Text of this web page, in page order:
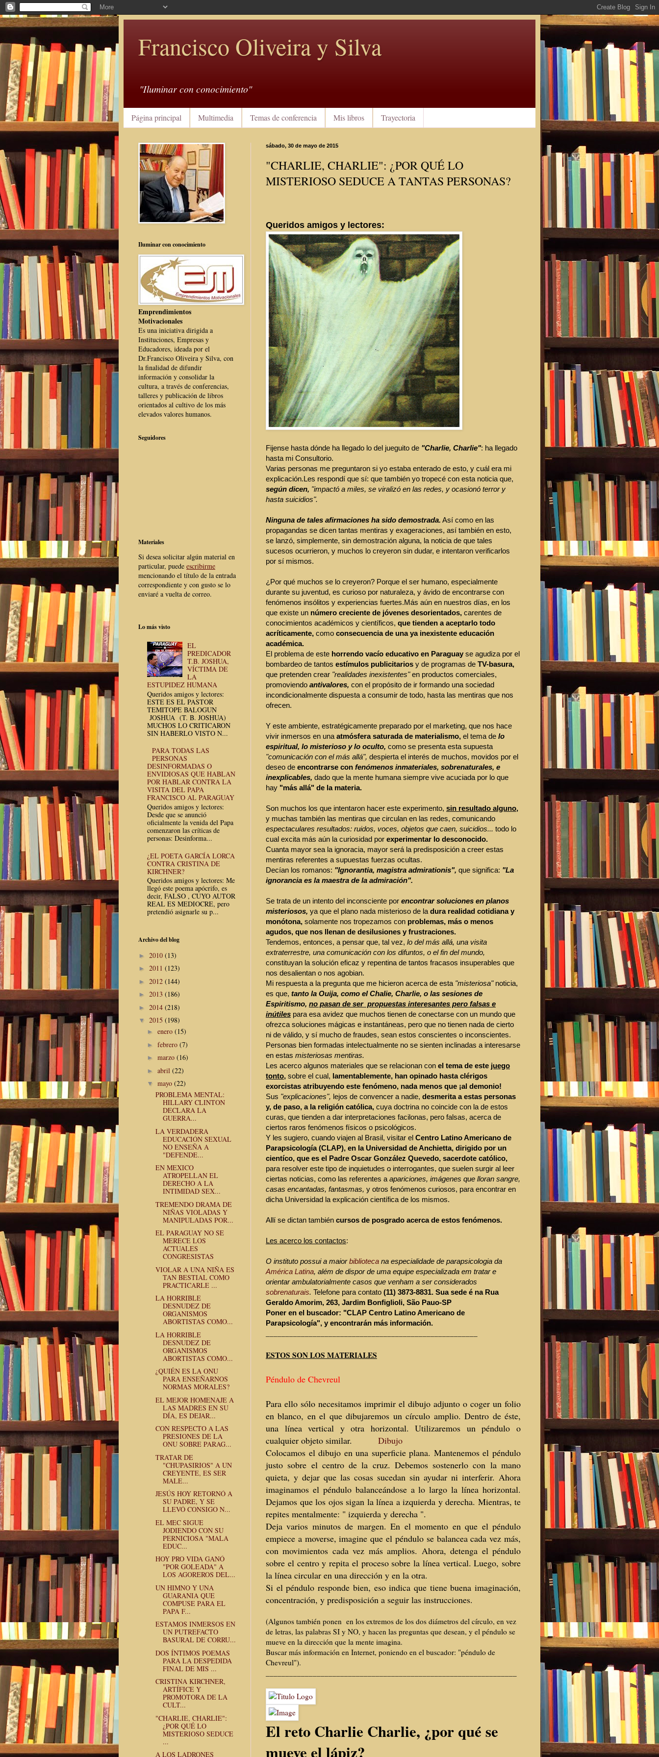
Francisco Oliveira y Silva
"Iluminar con conocimiento"
Página principal Multimedia Temas de conferencia Mis libros Trayectoria
sábado, 30 de mayo de 2015
"CHARLIE, CHARLIE": ¿POR QUÉ LO
MISTERIOSO SEDUCE A TANTAS PERSONAS?
Queridos amigos y lectores:
Fijense hasta dónde ha llegado lo del jueguito de "Charlie, Charlie": ha llegado
hasta mi Consultorio.
Varias personas me preguntaron si yo estaba enterado de esto, y cuál era mi
explicación.Les respondí que sí: que también yo tropecé con esta noticia que,
según dicen, "impactó a miles, se viralizó en las redes, y ocasionó terror y
hasta suicidios".
Ninguna de tales afirmaciones ha sido demostrada. Así como en las
propagandas se dicen tantas mentiras y exageraciones, así también en esto,
se lanzó, simplemente, sin demostración alguna, la noticia de que tales
sucesos ocurrieron, y muchos lo creyeron sin dudar, e intentaron verificarlos
por sí mismos.
¿Por qué muchos se lo creyeron? Porque el ser humano, especialmente
durante su juventud, es curioso por naturaleza, y ávido de encontrarse con
fenómenos insólitos y experiencias fuertes.Más aún en nuestros días, en los
que existe un número creciente de jóvenes desorientados, carentes de
conocimientos académicos y científicos, que tienden a aceptarlo todo
acríticamente, como consecuencia de una ya inexistente educación
académica.
El problema de este horrendo vacío educativo en Paraguay se agudiza por el
bombardeo de tantos estímulos publicitarios y de programas de TV-basura,
que pretenden crear "realidades inexistentes"en productos comerciales,
promoviendo antivalores, con el propósito de ir formando una sociedad
incondicionalmente dispuesta a consumir de todo, hasta las mentiras que nos
ofrecen.
Y este ambiente, estratégicamente preparado por el marketing, que nos hace
vivir inmersos en una atmósfera saturada de materialismo, el tema de lo
espiritual, lo misterioso y lo oculto, como se presenta esta supuesta
"comunicación con el más allá", despierta el interés de muchos, movidos por el
deseo de encontrarse con fenómenos inmateriales, sobrenaturales, e
inexplicables, dado que la mente humana siempre vive acuciada por lo que
hay "más allá" de la materia.
Son muchos los que intentaron hacer este experimento, sin resultado alguno,
y muchas también las mentiras que circulan en las redes, comunicando
espectaculares resultados: ruidos, voces, objetos que caen, suicidios... todo lo
cual excita más aún la curiosidad por experimentar lo desconocido.
Cuanta mayor sea la ignoracia, mayor será la predisposición a creer estas
mentiras referentes a supuestas fuerzas ocultas.
Decían los romanos: "Ignorantia, magistra admirationis", que significa: "La
ignorancia es la maestra de la admiración".
Se trata de un intento del inconsciente por encontrar soluciones en planos
misteriosos, ya que el plano nada misterioso de la dura realidad cotidiana y
monótona, solamente nos tropezamos con problemas, más o menos
agudos, que nos llenan de desilusiones y frustraciones.
Tendemos, entonces, a pensar que, tal vez, lo del más allá, una visita
extraterrestre, una comunicación con los difuntos, o el fin del mundo,
constituyan la solución eficaz y repentina de tantos fracasos insuperables que
nos desalientan o nos agobian.
Mi respuesta a la pregunta que me hicieron acerca de esta "misteriosa"noticia,
es que, tanto la Ouija, como el Chalie, Charlie, o las sesiones de
Espiritismo, no pasan de ser propuestas interesantes pero falsas e
inútiles para esa avidez que muchos tienen de conectarse con un mundo que
ofrezca soluciones mágicas e instantáneas, pero que no tienen nada de cierto
ni de válido, y sí mucho de fraudes, sean estos conscientes o inconscientes.
Personas bien formadas intelectualmente no se sienten inclinadas a interesarse
en estas misteriosas mentiras.
Les acerco algunos materiales que se relacionan con el tema de este juego
tonto, sobre el cual, lamentablemente, han opinado hasta clérigos
exorcistas atribuyendo este fenómeno, nada menos que ¡al demonio!
Sus "explicaciones", lejos de convencer a nadie, desmerita a estas personas
y, de paso, a la religión católica, cuya doctrina no coincide con la de estos
curas, que tienden a dar interpretaciones facilonas, pero falsas, acerca de
ciertos raros fenómenos físicos o psicológicos.
Y les sugiero, cuando viajen al Brasil, visitar el Centro Latino Americano de
Parapsicología (CLAP), en la Universidad de Anchietta, dirigido por un
cientíco, que es el Padre Oscar González Quevedo, sacerdote católico,
para resolver este tipo de inquietudes o interrogantes, que suelen surgir al leer
ciertas noticias, como las referentes a apariciones, imágenes que lloran sangre,
casas encantadas, fantasmas, y otros fenómenos curiosos, para encontrar en
dicha Universidad la explicación científica de los mismos.
Allí se dictan también cursos de posgrado acerca de estos fenómenos.
Les acerco los contactos:
O instituto possui a maiorbiblioteca na especialidade de parapsicologia da
América Latina, além de dispor de uma equipe especializada em tratar e
orientar ambulatorialmente casos que venham a ser considerados
sobrenaturais. Telefone para contato (11) 3873-8831. Sua sede é na Rua
Geraldo Amorim, 263, Jardim Bonfiglioli, São Pauo-SP
Poner en el buscador: "CLAP Centro Latino Americano de
Parapsicología", y encontrarán más información.
ESTOS SON LOS MATERIALES
Péndulo de Chevreul
Para ello sólo necesitamos imprimir el dibujo adjunto o coger un folio
en blanco, en el que dibujaremos un círculo amplio. Dentro de éste,
una línea vertical y otra horizontal. Utilizaremos un péndulo o
cualquier objeto similar. Dibujo
Colocamos el dibujo en una superficie plana. Mantenemos el péndulo
justo sobre el centro de la cruz. Debemos sostenerlo con la mano
quieta, y dejar que las cosas sucedan sin ayudar ni interferir. Ahora
imaginamos el péndulo balanceándose a lo largo la línea horizontal.
Dejamos que los ojos sigan la línea a izquierda y derecha. Mientras, te
repites mentalmente: " izquierda y derecha ".
Deja varios minutos de margen. En el momento en que el péndulo
empiece a moverse, imagine que el péndulo se balancea cada vez más,
con movimientos cada vez más amplios. Ahora, detenga el péndulo
sobre el centro y repita el proceso sobre la línea vertical. Luego, sobre
la línea circular en una dirección y en la otra.
Si el péndulo responde bien, eso indica que tiene buena imaginación,
concentración, y predisposición a seguir las instrucciones.
(Algunos también ponen en los extremos de los dos diámetros del círculo, en vez
de letras, las palabras SI y NO, y hacen las preguntas que desean, y el péndulo se
mueve en la dirección que la mente imagina.
Buscar más información en Internet, poniendo en el buscador: "péndulo de
Chevreul").
El reto Charlie Charlie, ¿por qué se
mueve el lápiz?
Iluminar con conocimiento
Emprendimientos
Motivacionales
Es una iniciativa dirigida a
Instituciones, Empresas y
Educadores, ideada por el
Dr.Francisco Oliveira y Silva, con
la finalidad de difundir
información y consolidar la
cultura, a través de conferencias,
talleres y publicación de libros
orientados al cultivo de los más
elevados valores humanos.
Seguidores
Materiales
Si desea solicitar algún material en
particular, puede escribirme
mencionando el título de la entrada
correspondiente y con gusto se lo
enviaré a vuelta de correo.
Lo más visto
EL
PREDICADOR
T.B. JOSHUA,
VÍCTIMA DE
LA
ESTUPIDEZ HUMANA
Queridos amigos y lectores:
ESTE ES EL PASTOR
TEMITOPE BALOGUN
JOSHUA (T. B. JOSHUA)
MUCHOS LO CRITICARON
SIN HABERLO VISTO N...
PARA TODAS LAS
PERSONAS
DESINFORMADAS O
ENVIDIOSAS QUE HABLAN
POR HABLAR CONTRA LA
VISITA DEL PAPA
FRANCISCO AL PARAGUAY
Queridos amigos y lectores:
Desde que se anunció
oficialmente la venida del Papa
comenzaron las críticas de
personas: Desinforma...
¿EL POETA GARCÍA LORCA
CONTRA CRISTINA DE
KIRCHNER?
Queridos amigos y lectores: Me
llegó este poema apócrifo, es
decir, FALSO , CUYO AUTOR
REAL ES MEDIOCRE, pero
pretendió asignarle su p...
Archivo del blog
► 2010 (13)
► 2011 (123)
► 2012 (144)
► 2013 (186)
► 2014 (218)
▼ 2015 (198)
► enero (15)
► febrero (7)
► marzo (16)
► abril (22)
▼ mayo (22)
PROBLEMA MENTAL:
HILLARY CLINTON
DECLARA LA
GUERRA...
LA VERDADERA
EDUCACIÓN SEXUAL
NO ENSEÑA A
"DEFENDE...
EN MEXICO
ATROPELLAN EL
DERECHO A LA
INTIMIDAD SEX...
TREMENDO DRAMA DE
NIÑAS VIOLADAS Y
MANIPULADAS POR...
EL PARAGUAY NO SE
MERECE LOS
ACTUALES
CONGRESISTAS
VIOLAR A UNA NIÑA ES
TAN BESTIAL COMO
PRACTICARLE ...
LA HORRIBLE
DESNUDEZ DE
ORGANISMOS
ABORTISTAS COMO...
LA HORRIBLE
DESNUDEZ DE
ORGANISMOS
ABORTISTAS COMO...
¿QUIÉN ES LA ONU
PARA ENSEÑARNOS
NORMAS MORALES?
EL MEJOR HOMENAJE A
LAS MADRES EN SU
DÍA, ES DEJAR...
CON RESPECTO A LAS
PRESIONES DE LA
ONU SOBRE PARAG...
TRATAR DE
"CHUPASIRIOS" A UN
CREYENTE, ES SER
MALE...
JESÚS HOY RETORNÓ A
SU PADRE, Y SE
LLEVÓ CONSIGO N...
EL MEC SIGUE
JODIENDO CON SU
PERNICIOSA "MALA
EDUC...
HOY PRO VIDA GANÓ
"POR GOLEADA" A
LOS AGOREROS DEL...
UN HIMNO Y UNA
GUARANIA QUE
COMPUSE PARA EL
PAPA F...
ESTAMOS INMERSOS EN
UN PUTREFACTO
BASURAL DE CORRU...
DOS ÍNTIMOS POEMAS
PARA LA DESPEDIDA
FINAL DE MIS ...
CRISTINA KIRCHNER,
ARTÍFICE Y
PROMOTORA DE LA
CULT...
"CHARLIE, CHARLIE":
¿POR QUÉ LO
MISTERIOSO SEDUCE
...
A LOS LADRONES